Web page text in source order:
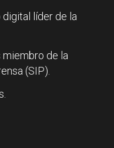
digital líder de la
miembro de la
(SIP).